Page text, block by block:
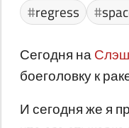
regress
Сегодня на
боеголовку к
И сегодня же я